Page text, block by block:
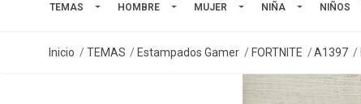
TEMAS HOMBRE MUJER NIÑA NIÑOS
Inicio TEMAS Estampados Gamer FORTNITE A1397